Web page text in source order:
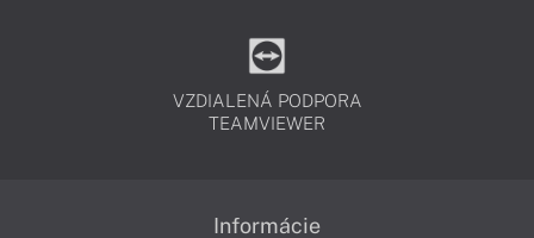
VZDIALENÁ PODPORA
TEAMVIEWER
Informácie